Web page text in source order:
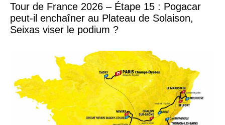
Tour de France 2026 – Étape 15 : Pogacar
peut-il enchaîner au Plateau de Solaison,
Seixas viser le podium ?